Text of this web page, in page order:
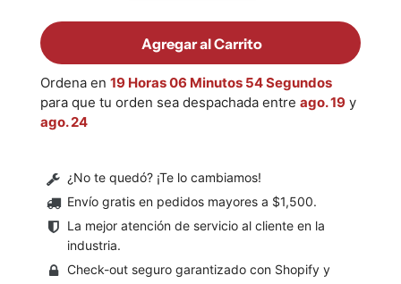
Agregar al Carrito
Ordena en 19 Horas 06 Minutos 54 Segundos
para que tu orden sea despachada entre ago. 19 y
ago. 24
¿No te quedó? ¡Te lo cambiamos!
Envío gratis en pedidos mayores a $1,500.
La mejor atención de servicio al cliente en la
industria.
Check-out seguro garantizado con Shopify y